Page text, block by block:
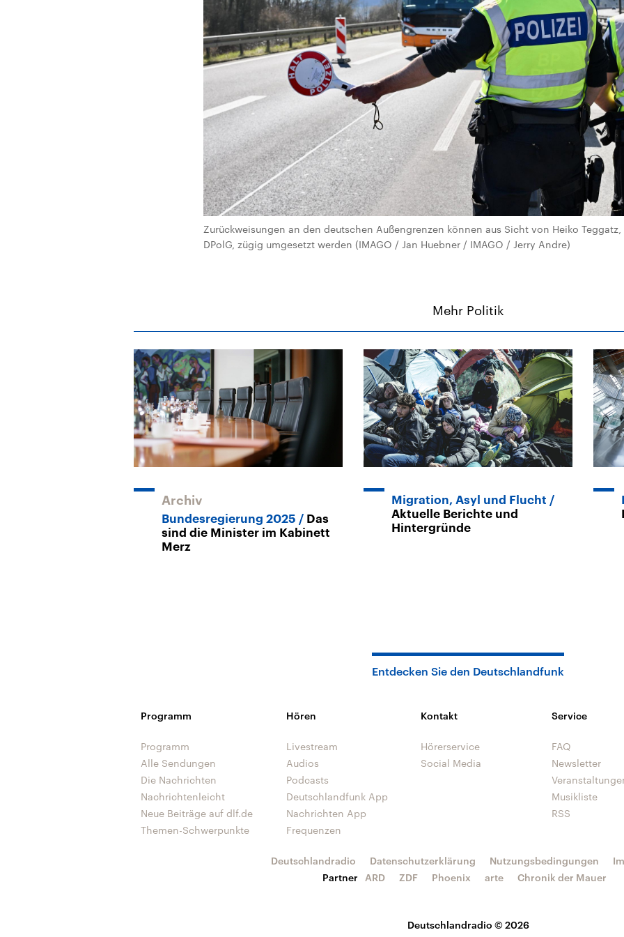
Zurückweisungen an den deutschen Außengrenzen können aus Sicht von Heiko
DPolG, zügig umgesetzt werden (IMAGO / Jan Huebner / IMAGO / Jerry Andre)
Mehr Politik
Archiv
Bundesregierung 2025
Das
sind die Minister im Kabinett
Merz
Migration, Asyl und Flucht
Aktuelle Berichte und
Hintergründe
Entdecken Sie den Deutschlandfunk
Programm
Programm
Alle Sendungen
Die Nachrichten
Nachrichtenleicht
Neue Beiträge auf dlf.de
Themen-Schwerpunkte
Hören
Livestream
Audios
Podcasts
Deutschlandfunk App
Nachrichten App
Frequenzen
Kontakt
Hörerservice
Social Media
Service
FAQ
Newsletter
Musikliste
RSS
Deutschlandradio © 2026
Deutschlandradio Datenschutzerklärung Nutzungsbedingungen
Partner
ARD ZDF Phoenix arte Chronik der Mauer